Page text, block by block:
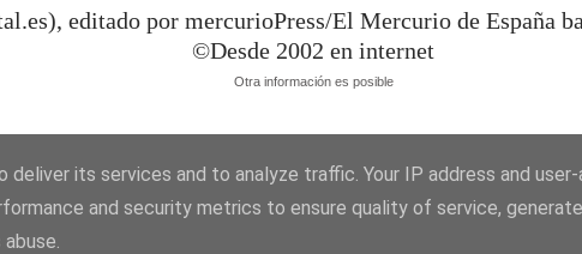
editado por mercurioPress/El Mercurio de España
©Desde 2002 en internet
Otra información es posible
its services and to analyze traffic. Your IP address and
and security metrics to ensure quality of service,